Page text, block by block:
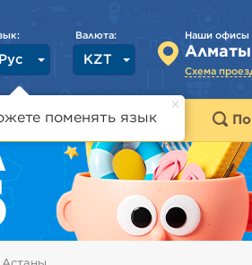
Наши офисы
Алматы
Схема
Валюта:
KZT
Рус
поменять язык
Горящие туры